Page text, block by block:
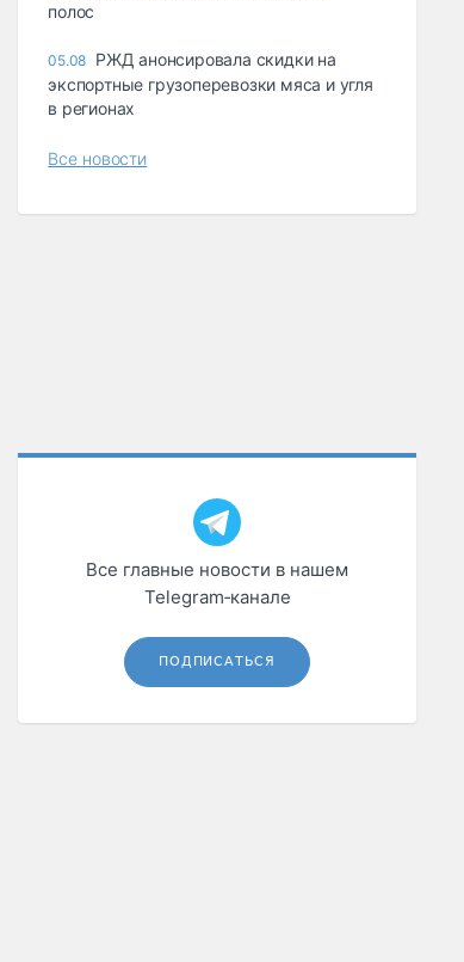
полос
05.08 РЖД анонсировала скидки на
экспортные грузоперевозки мяса и угля
в регионах
Все новости
Все главные новости в нашем
Telegram‑канале
ПОДПИСАТЬСЯ